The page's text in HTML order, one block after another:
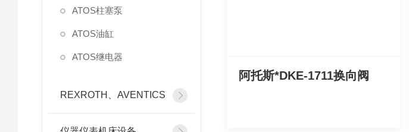
ATOS柱塞泵
ATOS油缸
ATOS继电器
REXROTH、AVENTICS
阿托斯*DKE-1711换向阀